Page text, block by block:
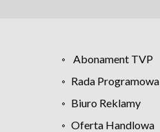
Abonament TVP
Rada Programowa
Biuro Reklamy
Oferta Handlowa